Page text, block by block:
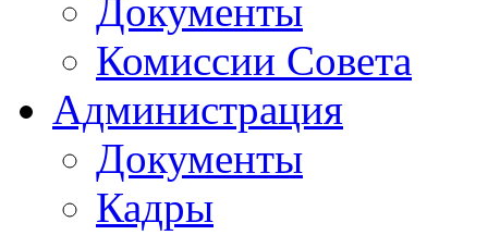
Документы
Комиссии Совета
Администрация
Документы
Кадры